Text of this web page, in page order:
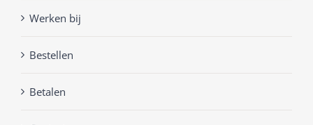
Werken bij
Bestellen
Betalen